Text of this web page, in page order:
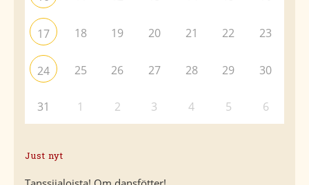
17 18 19 20 21 22 23
24 25 26 27 28 29 30
31 1 2 3 4 5 6
Just nyt